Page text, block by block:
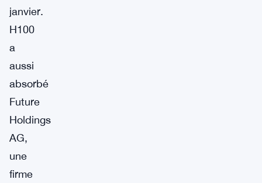
janvier.
H100
a
aussi
absorbé
Future
Holdings
AG,
une
firme